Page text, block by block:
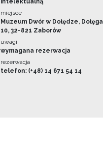
intelektualną
miejsce
Muzeum Dwór w Dołędze, Dołęga
10, 32-821 Zaborów
uwagi
wymagana rezerwacja
rezerwacja
telefon: (+48) 14 671 54 14